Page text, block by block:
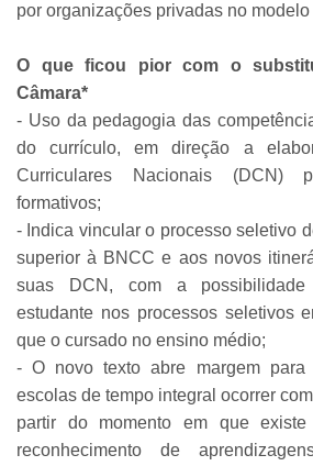
por organizações privadas no modelo
O que ficou pior com o
Câmara*
- Uso da pedagogia das
do currículo, em direção a
Curriculares Nacionais (DCN)
formativos;
- Indica vincular o processo seletivo
superior à BNCC e aos novos
suas DCN, com a
estudante nos processos seletivos
que o cursado no ensino médio;
- O novo texto abre margem para
escolas de tempo integral ocorrer
partir do momento em que
reconhecimento de